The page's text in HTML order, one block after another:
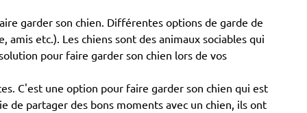
garder son chien. Différentes options de garde de
etc.). Les chiens sont des animaux sociables qui
pour faire garder son chien lors de vos
C'est une option pour faire garder son chien qui est
de partager des bons moments avec un chien, ils ont